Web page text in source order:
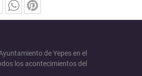
de Yepes en el
los acontecimientos del